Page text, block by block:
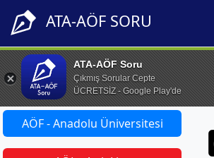
ATA-AÖF SORU
ATA-AÖF Soru
Çıkmış Sorular Cepte
ÜCRETSİZ - Google Play'de
AÖF - Anadolu Üniversitesi